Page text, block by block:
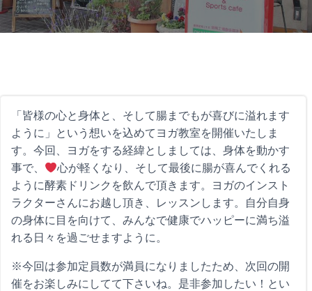
「皆様の心と身体と、そして腸までもが喜びに溢れます
ように」という想いを込めてヨガ教室を開催いたしま
す。今回、ヨガをする経緯としましては、身体を動かす
事で、
心が軽くなり、そして最後に腸が喜んでくれる
ように酵素ドリンクを飲んで頂きます。ヨガのインスト
ラクターさんにお越し頂き、レッスンします。自分自身
の身体に目を向けて、みんなで健康でハッピーに満ち溢
れる日々を過ごせますように。
※今回は参加定員数が満員になりましたため、次回の開
催をお楽しみにしてて下さいね。是非参加したい！とい